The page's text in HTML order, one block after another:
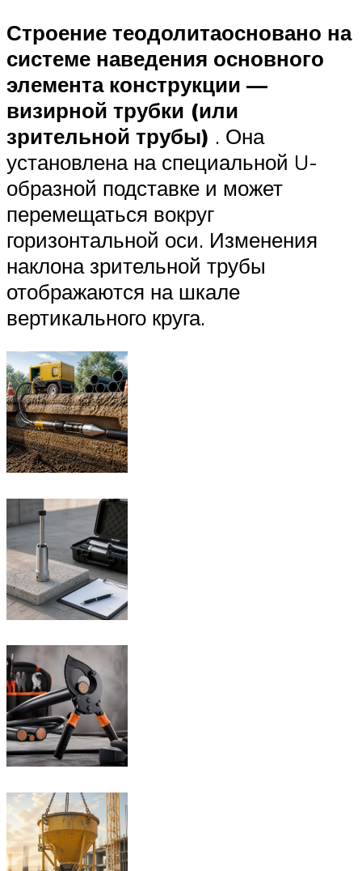
Строение теодолитаосновано на
системе наведения основного
элемента конструкции —
визирной трубки (или
зрительной трубы) . Она
установлена на специальной U-
образной подставке и может
перемещаться вокруг
горизонтальной оси. Изменения
наклона зрительной трубы
отображаются на шкале
вертикального круга.